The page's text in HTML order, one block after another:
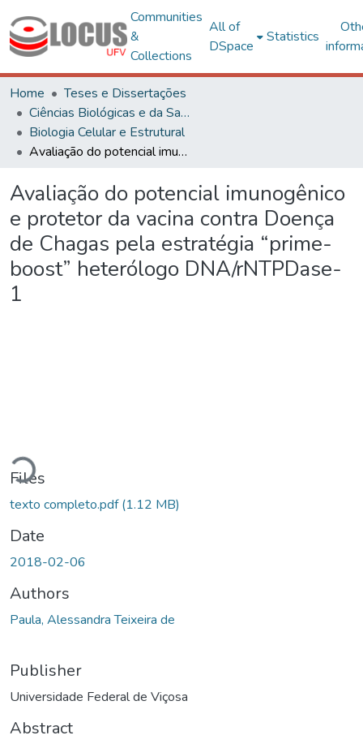
Communities
&
Collections
All of
DSpace
Statistics
Home
Teses e Dissertações
Ciências Biológicas e da Saúde
Biologia Celular e Estrutural
Avaliação do potencial imunogênico e protetor da vacina contra Doença de Chagas pela estratégia “prime-boost” heterólogo DNA/rNTPDase-1
Avaliação do potencial imunogênico
e protetor da vacina contra Doença
de Chagas pela estratégia “prime-
boost” heterólogo DNA/rNTPDase-
1
Loading...
Files
texto completo.pdf(1.12 MB)
Date
2018-02-06
Authors
Paula, Alessandra Teixeira de
Publisher
Universidade Federal de Viçosa
Abstract